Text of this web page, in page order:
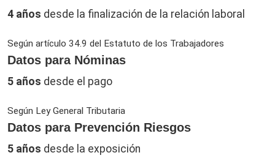
4 años desde la finalización de la relación laboral
Según artículo 34.9 del Estatuto de los Trabajadores
Datos para Nóminas
5 años desde el pago
Según Ley General Tributaria
Datos para Prevención Riesgos
5 años desde la exposición